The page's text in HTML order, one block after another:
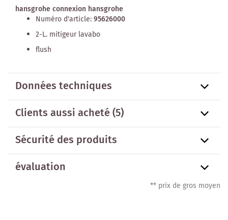
hansgrohe connexion hansgrohe
Numéro d'article:95626000
2-L. mitigeur lavabo
flush
Données techniques
Clients aussi acheté(5)
Sécurité des produits
évaluation
** prix de gros moyen